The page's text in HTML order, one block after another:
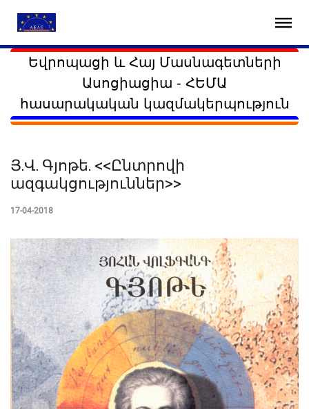
Եվրոպացի և Հայ Մասնագետների
Ասոցիացիա - ՀԵՄԱ
հասարակական կազմակերպություն
Յ.Վ. Գյոթե. <<Ընտրովի
ազգակցություններ>>
17-04-2018